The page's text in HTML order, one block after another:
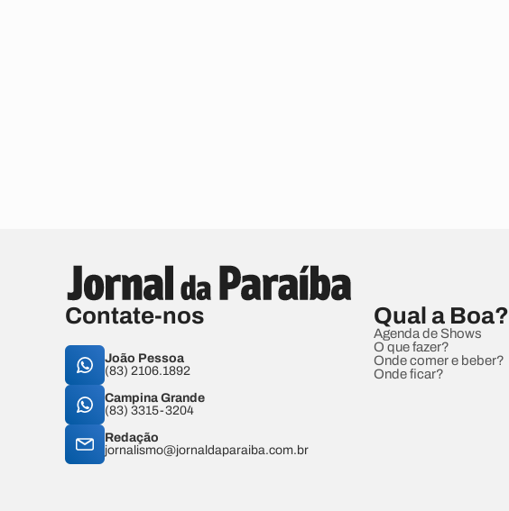
Contate-nos
João Pessoa
(83) 2106.1892
Campina Grande
(83) 3315-3204
Redação
jornalismo@jornaldaparaiba.com.br
Qual a Boa?
Agenda de Shows
O que fazer?
Onde comer e beber?
Onde ficar?